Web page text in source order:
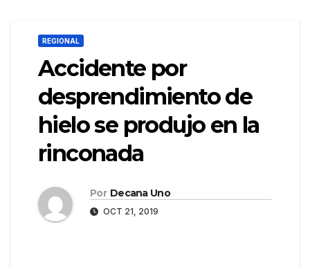
REGIONAL
Accidente por
desprendimiento de
hielo se produjo en la
rinconada
Por Decana Uno
OCT 21, 2019